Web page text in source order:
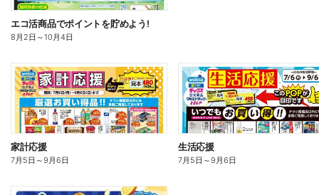
エコ活商品でポイントを貯めよう!
8月2日 ～10月4日
家計応援
7月5日 ～9月6日
生活応援
7月5日 ～9月6日